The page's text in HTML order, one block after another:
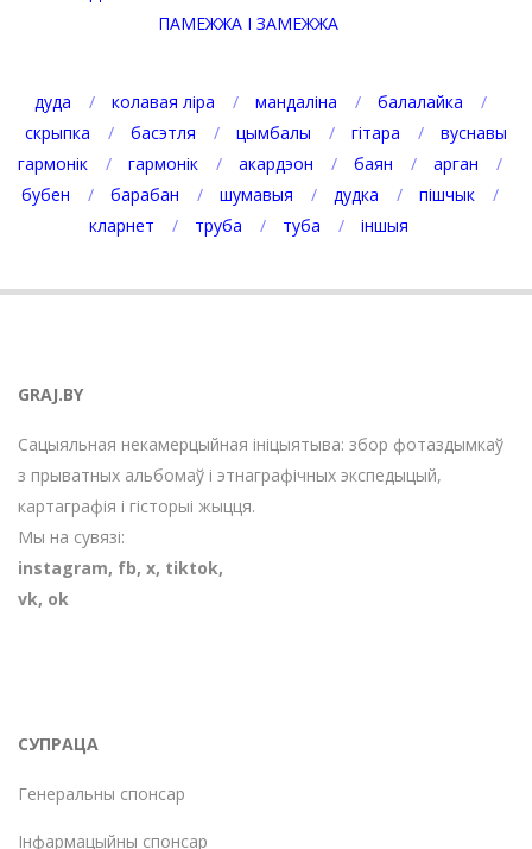
ПАМЕЖЖА І ЗАМЕЖЖА
дуда колавая ліра мандаліна
балалайка
скрыпка
басэтля цымбалы гітара
вуснавы
гармонік
гармонік акардэон баян
арган
бубен
барабан шумавыя дудка
пішчык
кларнет
труба туба іншыя
GRAJ.BY
Сацыяльная некамерцыйная ініцыятыва: збор фотаздымкаў
з прыватных альбомаў і этнаграфічных экспедыцый,
картаграфія і гісторыі жыцця.
Мы на сувязі:
instagram, fb, х, tiktok,
vk, ok
СУПРАЦА
Генеральны спонсар
Інфармацыйны спонсар